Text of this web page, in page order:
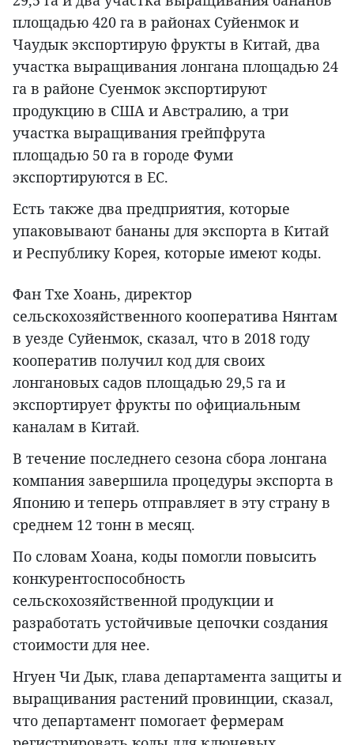
площадью 420 га в районах Суйенмок и
Чаудык экспортирую фрукты в Китай, два
участка выращивания лонгана площадью 24
га в районе Суенмок экспортируют
продукцию в США и Австралию, а три
участка выращивания грейпфрута
площадью 50 га в городе Фуми
экспортируются в ЕС.
Есть также два предприятия, которые
упаковывают бананы для экспорта в Китай
и Республику Корея, которые имеют коды.
Фан Тхе Хоань, директор
сельскохозяйственного кооператива Нянтам
в уезде Суйенмок, сказал, что в 2018 году
кооператив получил код для своих
лонгановых садов площадью 29,5 га и
экспортирует фрукты по официальным
каналам в Китай.
В течение последнего сезона сбора лонгана
компания завершила процедуры экспорта в
Японию и теперь отправляет в эту страну в
среднем 12 тонн в месяц.
По словам Хоана, коды помогли повысить
конкурентоспособность
сельскохозяйственной продукции и
разработать устойчивые цепочки создания
стоимости для нее.
Нгуен Чи Дык, глава департамента защиты и
выращивания растений провинции, сказал,
что департамент помогает фермерам